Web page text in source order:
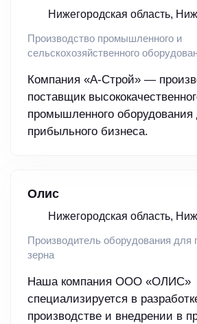
Нижегородская область,
Производство промышленного и
сельскохозяйственного
Компания «А-Строй» —
поставщик
промышленного оборудования
прибыльного бизнеса.
Олис
Нижегородская область,
Производитель оборудования для
зерна
Наша компания ООО «ОЛИС»
специализируется в
производстве и внедрении в